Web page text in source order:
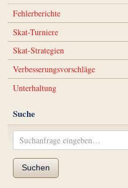
Fehlerberichte
Skat-Turniere
Skat-Strategien
Verbesserungsvorschläge
Unterhaltung
Suche
Suchen